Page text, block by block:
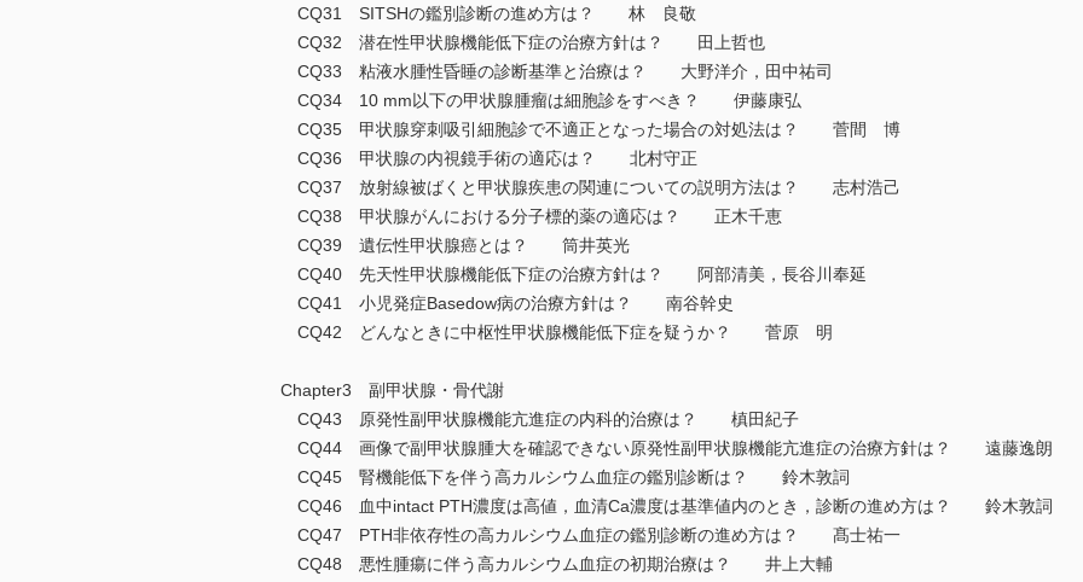
CQ31 SITSHの鑑別診断の進め方は？ 林 良敬
CQ32 潜在性甲状腺機能低下症の治療方針は？ 田上哲也
CQ33 粘液水腫性昏睡の診断基準と治療は？ 大野洋介，田中祐司
CQ34 10 mm以下の甲状腺腫瘤は細胞診をすべき？ 伊藤康弘
CQ35 甲状腺穿刺吸引細胞診で不適正となった場合の対処法は？ 菅間 博
CQ36 甲状腺の内視鏡手術の適応は？ 北村守正
CQ37 放射線被ばくと甲状腺疾患の関連についての説明方法は？ 志村浩己
CQ38 甲状腺がんにおける分子標的薬の適応は？ 正木千恵
CQ39 遺伝性甲状腺癌とは？ 筒井英光
CQ40 先天性甲状腺機能低下症の治療方針は？ 阿部清美，長谷川奉延
CQ41 小児発症Basedow病の治療方針は？ 南谷幹史
CQ42 どんなときに中枢性甲状腺機能低下症を疑うか？ 菅原 明
Chapter3 副甲状腺・骨代謝
CQ43 原発性副甲状腺機能亢進症の内科的治療は？ 槙田紀子
CQ44 画像で副甲状腺腫大を確認できない原発性副甲状腺機能亢進症の治療方針は？ 遠藤逸朗
CQ45 腎機能低下を伴う高カルシウム血症の鑑別診断は？ 鈴木敦詞
CQ46 血中intact PTH濃度は高値，血清Ca濃度は基準値内のとき，診断の進め方は？ 鈴木敦詞
CQ47 PTH非依存性の高カルシウム血症の鑑別診断の進め方は？ 髙士祐一
CQ48 悪性腫瘍に伴う高カルシウム血症の初期治療は？ 井上大輔